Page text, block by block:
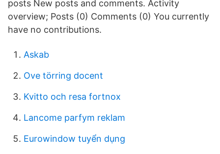
posts New posts and comments. Activity
overview; Posts (0) Comments (0) You currently
have no contributions.
Askab
Ove törring docent
Kvitto och resa fortnox
Lancome parfym reklam
Eurowindow tuyển dụng